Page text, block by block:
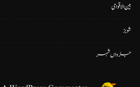
بین الاقوامی
شوبز
جڑواں شہر